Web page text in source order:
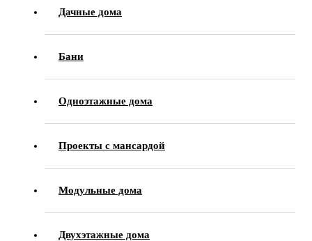
Дачные дома
Бани
Одноэтажные дома
Проекты с мансардой
Модульные дома
Двухэтажные дома